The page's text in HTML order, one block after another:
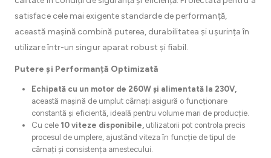
satisface cele mai exigente standarde de performanță,
această mașină combină puterea, durabilitatea și ușurința în
utilizare într-un singur aparat robust și fiabil.
Putere și Performanță Optimizată
Echipată cu un motor de 260W și alimentată la 230V,
această mașină de umplut cârnați asigură o funcționare
constantă și eficientă, ideală pentru volume mari de producție.
Cu cele10 viteze disponibile,utilizatorii pot controla precis
procesul de umplere, ajustând viteza în funcție de tipul de
cârnați și consistența amestecului.